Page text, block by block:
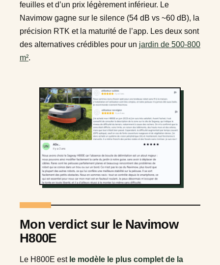
feuilles et d’un prix légèrement inférieur. Le
Navimow gagne sur le silence (54 dB vs ~60 dB), la
précision RTK et la maturité de l’app. Les deux sont
des alternatives crédibles pour un jardin de 500-800
m².
Mon verdict sur le Navimow
H800E
Le H800E est le modèle le plus complet de la